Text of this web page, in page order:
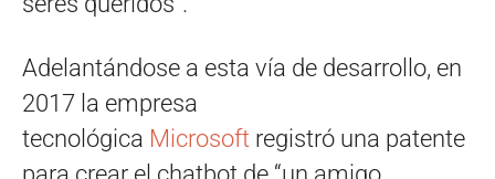
Adelantándose a esta vía de desarrollo, en
2017 la empresa
tecnológica Microsoft registró una patente